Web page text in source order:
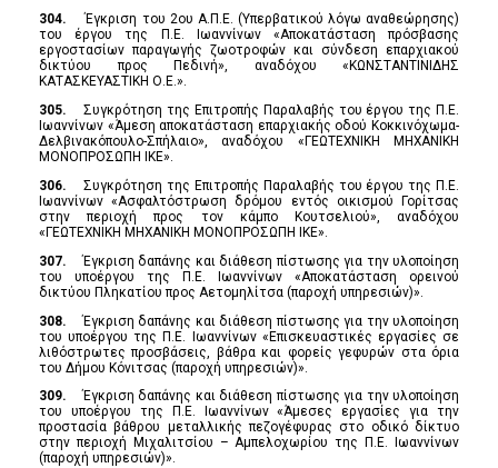
304.Έγκριση του 2ου Α.Π.Ε. (Υπερβατικού λόγω αναθεώρησης)
του έργου της Π.Ε. Ιωαννίνων «Αποκατάσταση πρόσβασης
εργοστασίων παραγωγής ζωοτροφών και σύνδεση επαρχιακού
δικτύου προς Πεδινή», αναδόχου «ΚΩΝΣΤΑΝΤΙΝΙΔΗΣ
ΚΑΤΑΣΚΕΥΑΣΤΙΚΗ Ο.Ε.».
305.Συγκρότηση της Επιτροπής Παραλαβής του έργου της Π.Ε.
Ιωαννίνων «Άμεση αποκατάσταση επαρχιακής οδού Κοκκινόχωμα-
Δελβινακόπουλο-Σπήλαιο», αναδόχου «ΓΕΩΤΕΧΝΙΚΗ ΜΗΧΑΝΙΚΗ
ΜΟΝΟΠΡΟΣΩΠΗ ΙΚΕ».
306.Συγκρότηση της Επιτροπής Παραλαβής του έργου της Π.Ε.
Ιωαννίνων «Ασφαλτόστρωση δρόμου εντός οικισμού Γορίτσας
στην περιοχή προς τον κάμπο Κουτσελιού», αναδόχου
«ΓΕΩΤΕΧΝΙΚΗ ΜΗΧΑΝΙΚΗ ΜΟΝΟΠΡΟΣΩΠΗ ΙΚΕ».
307.Έγκριση δαπάνης και διάθεση πίστωσης για την υλοποίηση
του υποέργου της Π.Ε. Ιωαννίνων «Αποκατάσταση ορεινού
δικτύου Πληκατίου προς Αετομηλίτσα (παροχή υπηρεσιών)».
308.Έγκριση δαπάνης και διάθεση πίστωσης για την υλοποίηση
του υποέργου της Π.Ε. Ιωαννίνων «Επισκευαστικές εργασίες σε
λιθόστρωτες προσβάσεις, βάθρα και φορείς γεφυρών στα όρια
του Δήμου Κόνιτσας (παροχή υπηρεσιών)».
309.Έγκριση δαπάνης και διάθεση πίστωσης για την υλοποίηση
του υποέργου της Π.Ε. Ιωαννίνων «Άμεσες εργασίες για την
προστασία βάθρου μεταλλικής πεζογέφυρας στο οδικό δίκτυο
στην περιοχή Μιχαλιτσίου – Αμπελοχωρίου της Π.Ε. Ιωαννίνων
(παροχή υπηρεσιών)».